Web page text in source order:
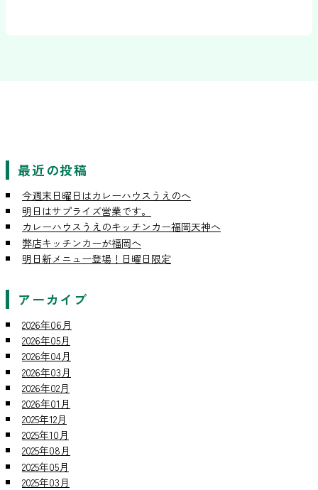
最近の投稿
今週末日曜日はカレーハウスうえのへ
明日はサプライズ営業です。
カレーハウスうえのキッチンカー福岡天神へ
弊店キッチンカーが福岡へ
明日新メニュー登場！日曜日限定
アーカイブ
2026年06月
2026年05月
2026年04月
2026年03月
2026年02月
2026年01月
2025年12月
2025年10月
2025年08月
2025年05月
2025年03月